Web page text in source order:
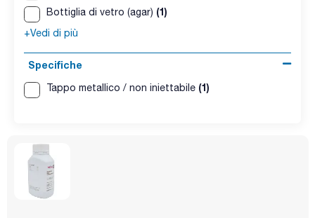
Bottiglia di vetro (agar) (1)
+Vedi di più
Specifiche
Tappo metallico / non iniettabile (1)